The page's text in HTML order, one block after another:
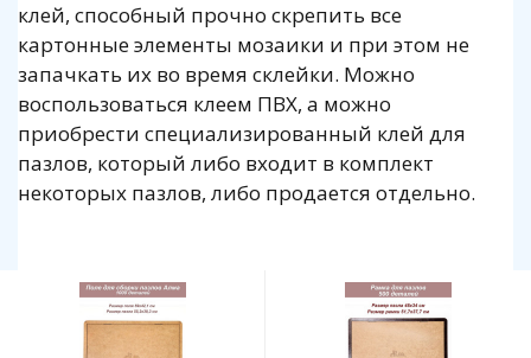
клей, способный прочно скрепить все
картонные элементы мозаики и при этом не
запачкать их во время склейки. Можно
воспользоваться клеем ПВХ, а можно
приобрести специализированный клей для
пазлов, который либо входит в комплект
некоторых пазлов, либо продается отдельно.